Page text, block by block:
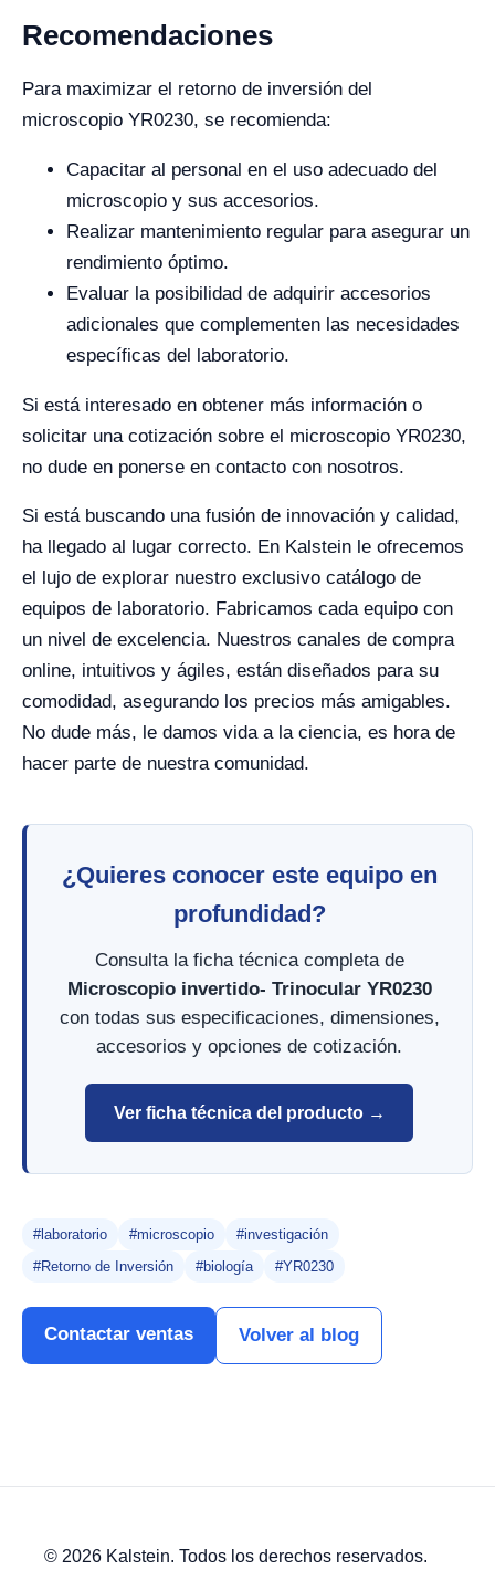
Recomendaciones
Para maximizar el retorno de inversión del
microscopio YR0230, se recomienda:
Capacitar al personal en el uso adecuado del
microscopio y sus accesorios.
Realizar mantenimiento regular para asegurar un
rendimiento óptimo.
Evaluar la posibilidad de adquirir accesorios
adicionales que complementen las necesidades
específicas del laboratorio.
Si está interesado en obtener más información o
solicitar una cotización sobre el microscopio YR0230,
no dude en ponerse en contacto con nosotros.
Si está buscando una fusión de innovación y calidad,
ha llegado al lugar correcto. En Kalstein le ofrecemos
el lujo de explorar nuestro exclusivo catálogo de
equipos de laboratorio. Fabricamos cada equipo con
un nivel de excelencia. Nuestros canales de compra
online, intuitivos y ágiles, están diseñados para su
comodidad, asegurando los precios más amigables.
No dude más, le damos vida a la ciencia, es hora de
hacer parte de nuestra comunidad.
¿Quieres conocer este equipo en
profundidad?
Consulta la ficha técnica completa de
Microscopio invertido- Trinocular YR0230
con todas sus especificaciones, dimensiones,
accesorios y opciones de cotización.
Ver ficha técnica del producto →
#laboratorio #microscopio
#investigación
#Retorno de Inversión
#biología #YR0230
Contactar ventas Volver al blog
© 2026 Kalstein. Todos los derechos reservados.